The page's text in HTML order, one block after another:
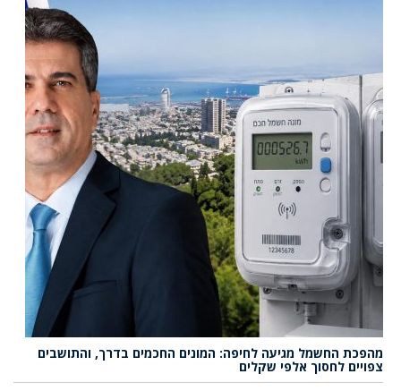
מהפכת החשמל מגיעה לחיפה: המונים החכמים בדרך, והתושבים
צפויים לחסוך אלפי שקלים